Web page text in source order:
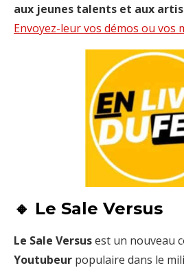
aux jeunes talents et aux
Envoyez-leur vos démos ou vos
🔸 Le Sale Versus
Le Sale Versusest un nouveau
Youtubeur populaire dans le